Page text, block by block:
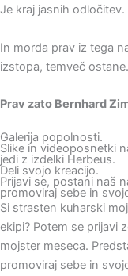
Je kraj jasnih odločitev.
In morda prav iz tega
izstopa, temveč ostane.
Prav zato Bernhard
Galerija popolnosti.
Slike in videoposnetki
jedi z izdelki Herbeus.
Deli svojo kreacijo.
Prijavi se, postani naš
promoviraj sebe in
Si strasten kuharski
ekipi? Potem se prijavi
mojster meseca.
promoviraj sebe in